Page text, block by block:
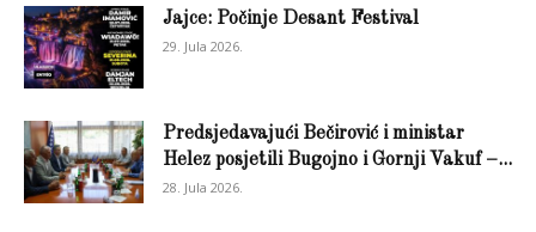
Jajce: Počinje Desant Festival
29. Jula 2026.
Predsjedavajući Bečirović i ministar
Helez posjetili Bugojno i Gornji Vakuf –...
28. Jula 2026.